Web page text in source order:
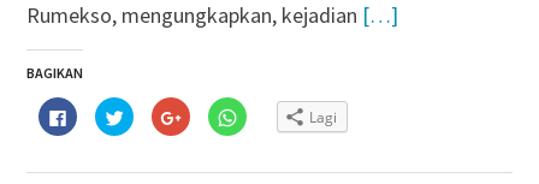
Rumekso, mengungkapkan, kejadian […]
BAGIKAN
Klik
untuk
membagikan
Facebook(Membuka
Klik
untuk
berbagi
Twitter(Membuka
Klik
untuk
berbagi
Google+
Klik
untuk
WhatsApp(Membuka
Lagi